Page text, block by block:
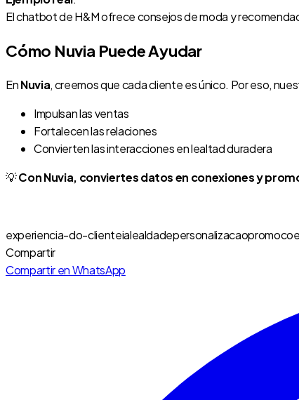
El chatbot de H&M ofrece consejos de moda y
Cómo Nuvia Puede Ayudar
EnNuvia, creemos que cada cliente es único. Por eso,
Impulsan las ventas
Fortalecen las relaciones
Convierten las interacciones en lealtad duradera
💡Con Nuvia, conviertes datos en conexiones y
experiencia-do-clienteialealdadepersonalizacao
Compartir
Compartir en WhatsApp